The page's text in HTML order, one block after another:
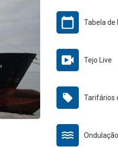
Tabela de
Tejo Live
Tarifários
Ondulação